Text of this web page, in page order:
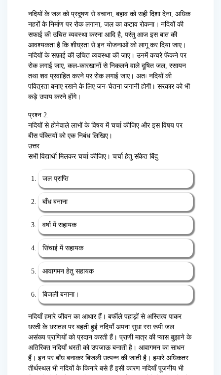
नदियों के जल को प्रदूषण से बचाना, बहाव को सही दिशा देना, अधिक
नहरों के निर्माण पर रोक लगाना, जल का कटाव रोकना। नदियों की
सफाई की उचित व्यवस्था करना आदि है, परंतु आज इस बात की
आवश्यकता है कि शीघ्रता से इन योजनाओं को लागू कर दिया जाए।
नदियों के सफ़ाई की उचित व्यवस्था की जाए। उनमें कचरे फेंकने पर
रोक लगाई जाए, कल-कारखानों से निकलने वाले दूषित जल, रसायन
तथा शव प्रवाहित करने पर रोक लगाई जाए। अतः नदियों की
पवित्रता बनाए रखने के लिए जन-चेतना जगानी होगी। सरकार को भी
कड़े उपाय करने होंगे।
प्रश्न 2.
नदियों से होनेवाले लाभों के विषय में चर्चा कीजिए और इस विषय पर
बीस पंक्तियों को एक निबंध लिखिए।
उत्तर
सभी विद्यार्थी मिलकर चर्चा कीजिए। चर्चा हेतु संकेत बिंदु
जल प्राप्ति
बाँध बनाना
वर्षा में सहायक
सिंचाई में सहायक
आवागमन हेतु सहायक
बिजली बनाना।
नदियाँ हमारे जीवन का आधार हैं। बर्फीले पहाड़ों से अस्तित्व पाकर
धरती के धरातल पर बहती हुई नदियाँ अपना सुधा रस रूपी जल
असंख्य प्राणियों को प्रदान करती हैं। प्राणी मात्र की प्यास बुझाने के
अतिरिक्त नदियाँ धरती को उपजाऊ बनाती है। आवागमन का साधन
हैं। इन पर बाँध बनाकर बिजली उत्पन्न की जाती है। हमारे अधिकतर
तीर्थस्थल भी नदियों के किनारे बसे हैं इसी कारण नदियाँ पूजनीय भी